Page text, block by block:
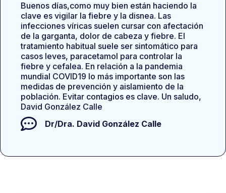
Buenos días,como muy bien están haciendo la
clave es vigilar la fiebre y la disnea. Las
infecciones víricas suelen cursar con afectación
de la garganta, dolor de cabeza y fiebre. El
tratamiento habitual suele ser sintomático para
casos leves, paracetamol para controlar la
fiebre y cefalea. En relación a la pandemia
mundial COVID19 lo más importante son las
medidas de prevención y aislamiento de la
población. Evitar contagios es clave. Un saludo,
David González Calle
Dr/Dra. David González Calle